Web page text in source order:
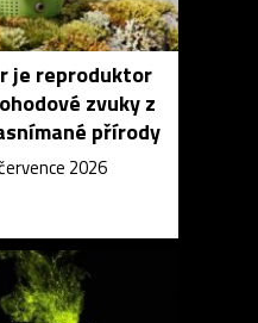
je reproduktor
zvuky z
přírody
2026